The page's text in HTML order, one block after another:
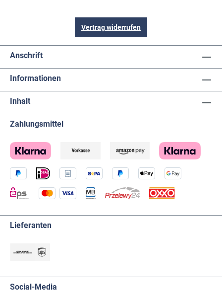
Vertrag widerrufen
Anschrift
Informationen
Inhalt
Zahlungsmittel
Lieferanten
Social-Media